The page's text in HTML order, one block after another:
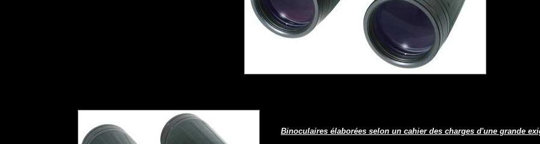
Binoculaires élaborées selon un cahier des charges d'une grande